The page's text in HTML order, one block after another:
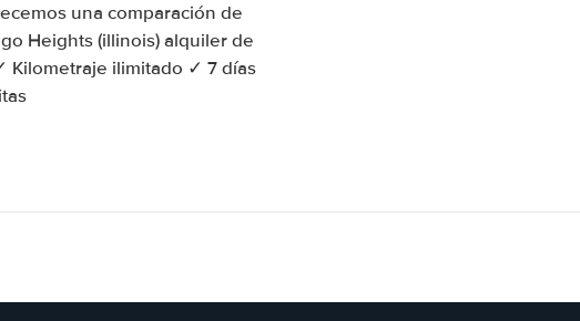
una comparación de
Heights (illinois) alquiler de
Kilometraje ilimitado ✓ 7 días